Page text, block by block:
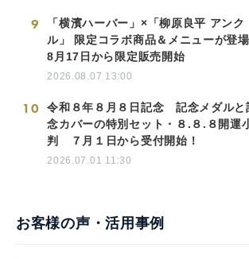
9
「横濱ハーバー」×「柳原良平 アンク
ル」 限定コラボ商品＆メニューが登
8月17日から限定販売開始
2026.08.07 13:00
10
令和８年８月８日記念 記念メダルと
念カバーの特別セット・８.８.８開運
判 ７月１日から受付開始！
2026.07.01 11:30
お客様の声・活用事例